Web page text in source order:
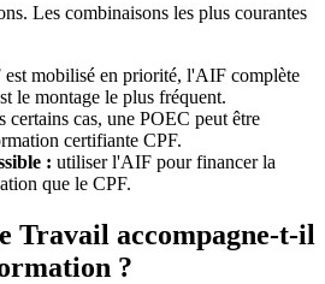
Les combinaisons les plus courantes
est mobilisé en priorité, l'AIF complète
le montage le plus fréquent.
certains cas, une POEC peut être
certifiante CPF.
: utiliser l'AIF pour financer la
que le CPF.
Travail accompagne-t-il
?